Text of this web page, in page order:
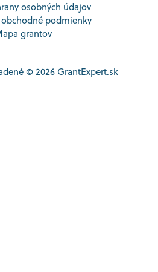
osobných údajov
obchodné podmienky
grantov
© 2026 GrantExpert.sk